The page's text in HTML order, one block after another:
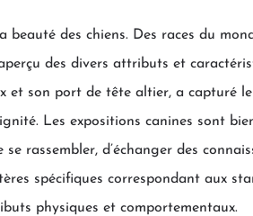
des chiens. Des races du
des divers attributs et
et son port de tête altier, a capturé
Les expositions canines sont
rassembler, d’échanger des
spécifiques correspondant aux
physiques et comportementaux.